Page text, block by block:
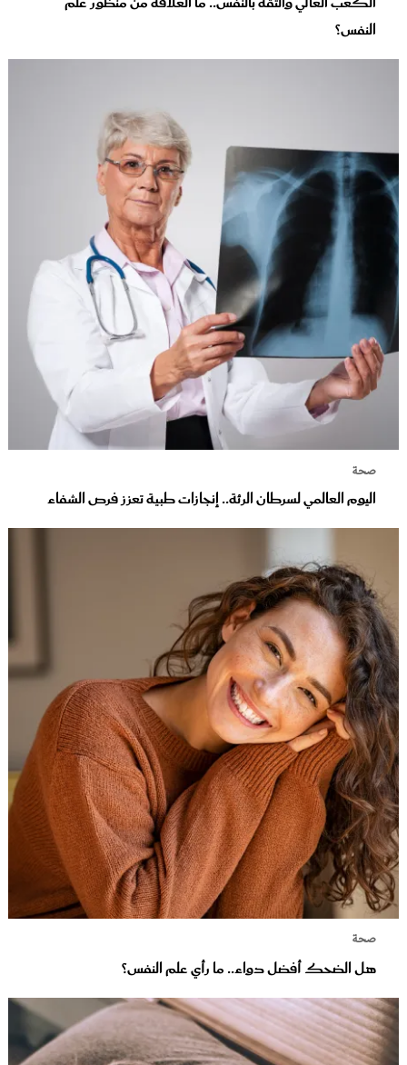
النفس؟
صحة
اليوم العالمي لسرطان الرئة.. إنجازات طبية تعزز فرص الشفاء
صحة
هل الضحك أفضل دواء.. ما رأي علم النفس؟